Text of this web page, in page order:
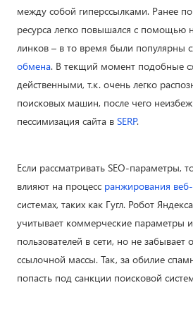
между собой гиперссылками. Ранее
ресурса легко повышался с помощью
линков – в то время были популярны
обмена. В текщий момент подобные
действенными, т.к. очень легко
поисковых машин, после чего
пессимизация сайта в SERP.
Если рассматривать SEO-параметры,
влияют на процесс ранжирования
системах, таких как Гугл. Робот
учитывает коммерческие параметры
пользователей в сети, но не забывает
ссылочной массы. Так, за обилие
попасть под санкции поисковой